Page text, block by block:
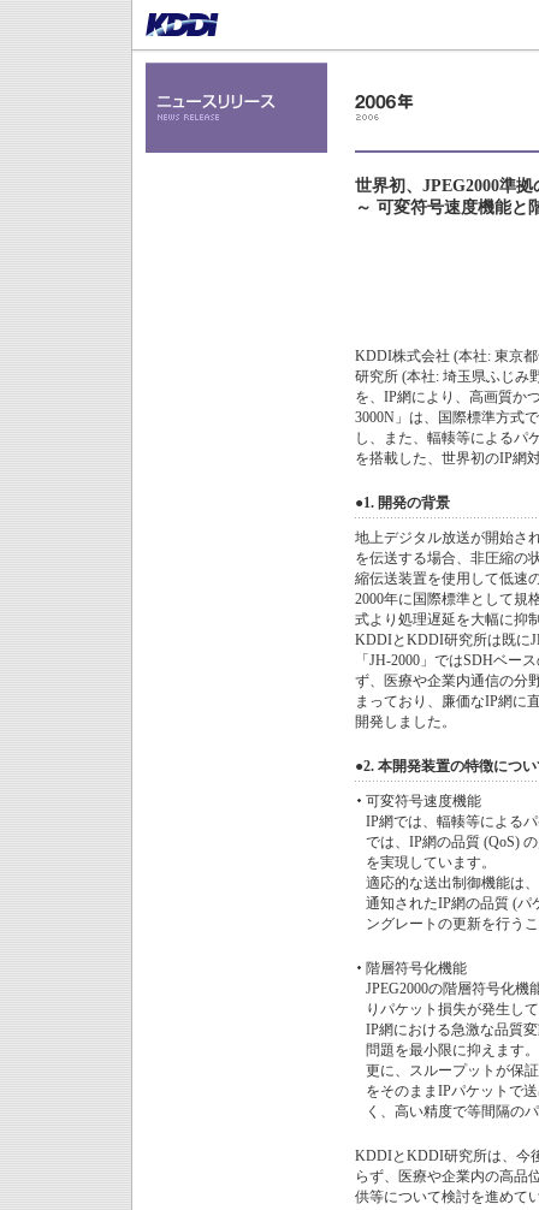
世界初、JPEG2000準
～ 可変符号速度機能と
KDDI株式会社 (本社: 東京
研究所 (本社: 埼玉県ふじみ
を、IP網により、高画質か
3000N」は、国際標準方式
し、また、輻輳等によるパ
を搭載した、世界初のIP網
●1. 開発の背景
地上デジタル放送が開始さ
を伝送する場合、非圧縮の
縮伝送装置を使用して低速
2000年に国際標準として規
式より処理遅延を大幅に抑
KDDIとKDDI研究所は既に
「JH‐2000」ではSDHベ
ず、医療や企業内通信の分
まっており、廉価なIP網に
開発しました。
●2. 本開発装置の特徴につい
可変符号速度機能
IP網では、輻輳等による
では、IP網の品質 (QoS)
を実現しています。
適応的な送出制御機能は
通知されたIP網の品質 (パ
ングレートの更新を行う
階層符号化機能
JPEG2000の階層符号化
りパケット損失が発生し
IP網における急激な品質
問題を最小限に抑えます。
更に、スループットが保
をそのままIPパケットで
く、高い精度で等間隔の
KDDIとKDDI研究所は、今
らず、医療や企業内の高品
供等について検討を進めて